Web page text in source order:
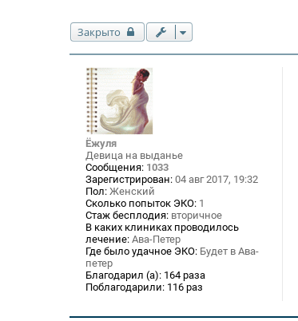
Закрыто
Ёжуля
Девица на выданье
Сообщения: 1033
Зарегистрирован: 04 авг 2017, 19:32
Пол: Женский
Сколько попыток ЭКО: 1
Стаж бесплодия: вторичное
В каких клиниках проводилось
лечение: Ава-Петер
Где было удачное ЭКО: Будет в Ава-
петер
Благодарил (а): 164 раза
Поблагодарили: 116 раз